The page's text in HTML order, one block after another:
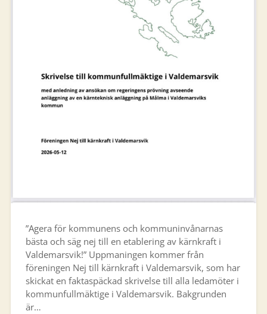
”Agera för kommunens och kommuninvånarnas
bästa och säg nej till en etablering av kärnkraft i
Valdemarsvik!” Uppmaningen kommer från
föreningen Nej till kärnkraft i Valdemarsvik, som har
skickat en faktaspäckad skrivelse till alla ledamöter i
kommunfullmäktige i Valdemarsvik. Bakgrunden
är…